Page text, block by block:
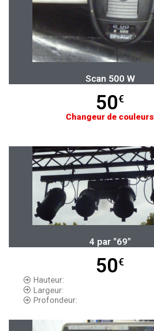
Scan 500 W
50€
Changeur de couleurs
4 par "69"
50€
Hauteur:
Largeur:
Profondeur: